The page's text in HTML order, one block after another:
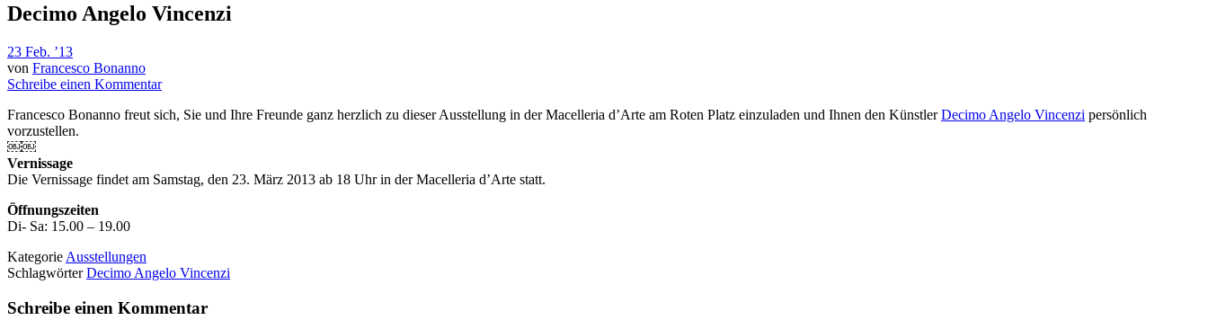
Decimo Angelo Vincenzi
23 Feb. ’13
von Francesco Bonanno
Schreibe einen Kommentar
Francesco Bonanno freut sich, Sie und Ihre Freunde ganz herzlich zu dieser Ausstellung in der Macelleria d’Arte am Roten Platz einzuladen und Ihnen den KünstlerDecimo Angelo Vincenzi persönlich
vorzustellen.
￼￼
Vernissage
Die Vernissage findet am Samstag, den 23. März 2013 ab 18 Uhr in der Macelleria d’Arte statt.
Öffnungszeiten
Di- Sa: 15.00 – 19.00
Kategorie Ausstellungen
SchlagwörterDecimo Angelo Vincenzi
Schreibe einen Kommentar